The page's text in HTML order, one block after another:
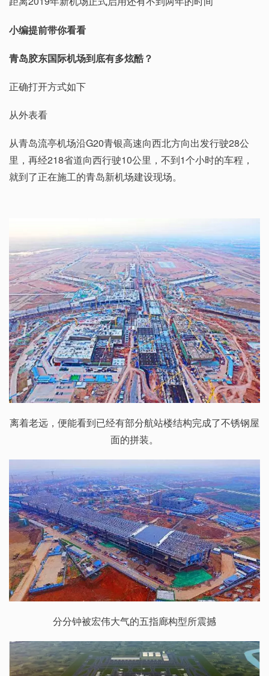
小编提前带你看看
青岛胶东国际机场到底有多炫酷？
正确打开方式如下
从外表看
从青岛流亭机场沿G20青银高速向西北方向出发行驶28公
里，再经218省道向西行驶10公里，不到1个小时的车程，
就到了正在施工的青岛新机场建设现场。
离着老远，便能看到已经有部分航站楼结构完成了不锈钢屋
面的拼装。
分分钟被宏伟大气的五指廊构型所震撼